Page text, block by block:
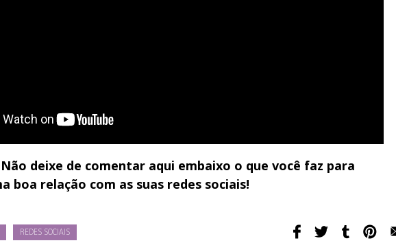
Não deixe de comentar aqui embaixo o que você faz para
boa relação com as suas redes sociais!
REDES SOCIAIS